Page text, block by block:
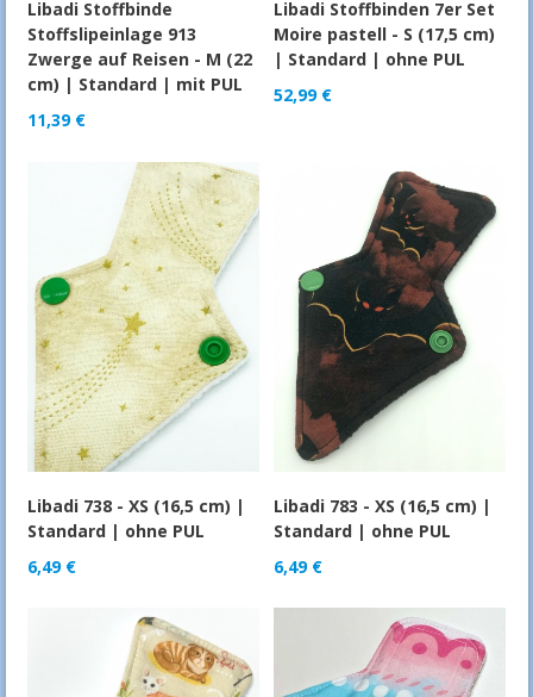
Libadi Stoffbinde
Stoffslipeinlage 913
Zwerge auf Reisen - M (22
cm) | Standard | mit PUL
11,39 €
Libadi Stoffbinden 7er Set
Moire pastell - S (17,5 cm)
| Standard | ohne PUL
52,99 €
Libadi 738 - XS (16,5 cm) |
Standard | ohne PUL
6,49 €
Libadi 783 - XS (16,5 cm) |
Standard | ohne PUL
6,49 €